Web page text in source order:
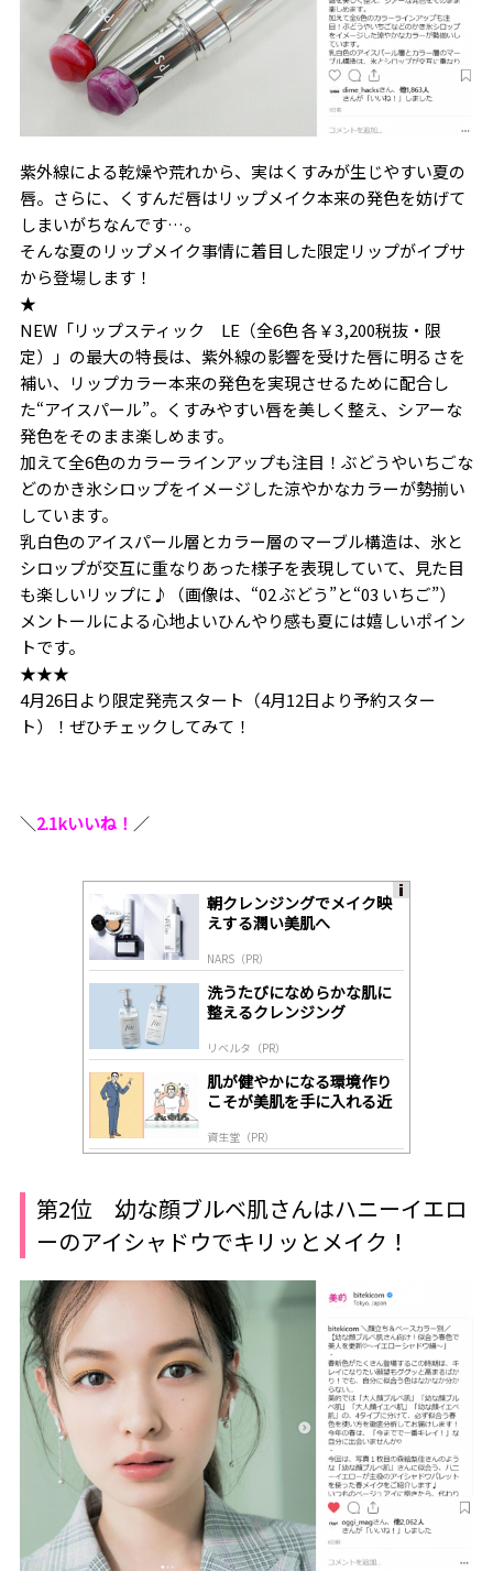
紫外線による乾燥や荒れから、実はくすみが生じやすい夏の
唇。さらに、くすんだ唇はリップメイク本来の発色を妨げて
しまいがちなんです…。
そんな夏のリップメイク事情に着目した限定リップがイプサ
から登場します！
★
NEW「リップスティック LE（全6色 各￥3,200税抜・限
定）」の最大の特長は、紫外線の影響を受けた唇に明るさを
補い、リップカラー本来の発色を実現させるために配合し
た“アイスパール”。くすみやすい唇を美しく整え、シアーな
発色をそのまま楽しめます。
加えて全6色のカラーラインアップも注目！ぶどうやいちごな
どのかき氷シロップをイメージした涼やかなカラーが勢揃い
しています。
乳白色のアイスパール層とカラー層のマーブル構造は、氷と
シロップが交互に重なりあった様子を表現していて、見た目
も楽しいリップに♪（画像は、“02 ぶどう”と“03 いちご”）
メントールによる心地よいひんやり感も夏には嬉しいポイン
トです。
★★★
4月26日より限定発売スタート（4月12日より予約スター
ト）！ぜひチェックしてみて！
＼2.1kいいね！ ／
朝クレンジングでメイク映
えする潤い美肌へ
NARS（PR）
洗うたびになめらかな肌に
整えるクレンジング
リベルタ（PR）
肌が健やかになる環境作り
こそが美肌を手に入れる近
資生堂（PR）
第2位 幼な顔ブルベ肌さんはハニーイエロ
ーのアイシャドウでキリッとメイク！